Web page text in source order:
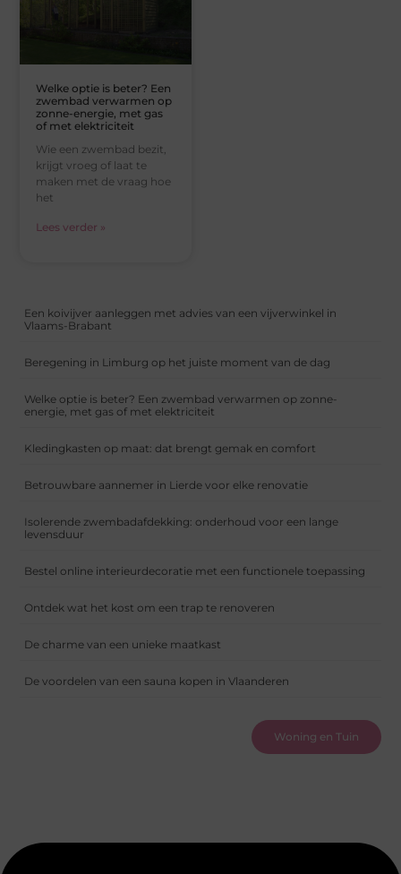
Welke optie is beter? Een
zwembad verwarmen op
zonne-energie, met gas
of met elektriciteit
Wie een zwembad bezit,
krijgt vroeg of laat te
maken met de vraag hoe
het
Lees verder »
Een koivijver aanleggen met advies van een vijverwinkel in
Vlaams-Brabant
Beregening in Limburg op het juiste moment van de dag
Welke optie is beter? Een zwembad verwarmen op zonne-
energie, met gas of met elektriciteit
Kledingkasten op maat: dat brengt gemak en comfort
Betrouwbare aannemer in Lierde voor elke renovatie
Isolerende zwembadafdekking: onderhoud voor een lange
levensduur
Bestel online interieurdecoratie met een functionele toepassing
Ontdek wat het kost om een trap te renoveren
De charme van een unieke maatkast
De voordelen van een sauna kopen in Vlaanderen
Woning en Tuin